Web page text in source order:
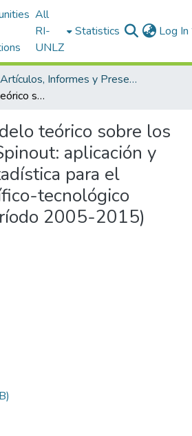
All
RI-
UNLZ
Statistics Log In
Artículos, Informes y Presentaciones en Congresos
Un nuevo modelo teórico sobre los procesos de Spinout: aplicación y validación estadística para el sistema científico-tecnológico argentino (período 2005-2015)
teórico sobre los
aplicación y
para el
tecnológico
2005-2015)